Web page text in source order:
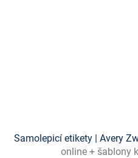
Samolepicí etikety | Avery
online + šablony